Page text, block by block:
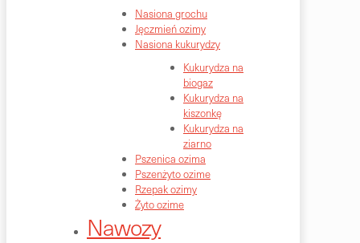
Nasiona grochu
Jęczmień ozimy
Nasiona kukurydzy
Kukurydza na
biogaz
Kukurydza na
kiszonkę
Kukurydza na
ziarno
Pszenica ozima
Pszenżyto ozime
Rzepak ozimy
Żyto ozime
Nawozy